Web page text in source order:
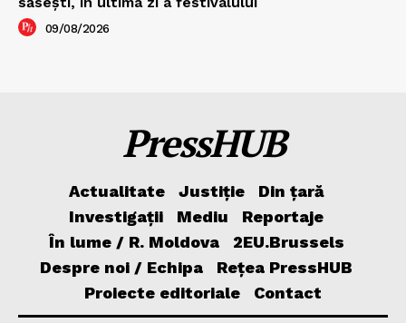
09/08/2026
PressHUB
Actualitate Justiție
Din țară
Investigații
Mediu
Reportaje
În lume / R. Moldova
2EU.Brussels
Despre noi / Echipa
Rețea PressHUB
Proiecte editoriale
Contact